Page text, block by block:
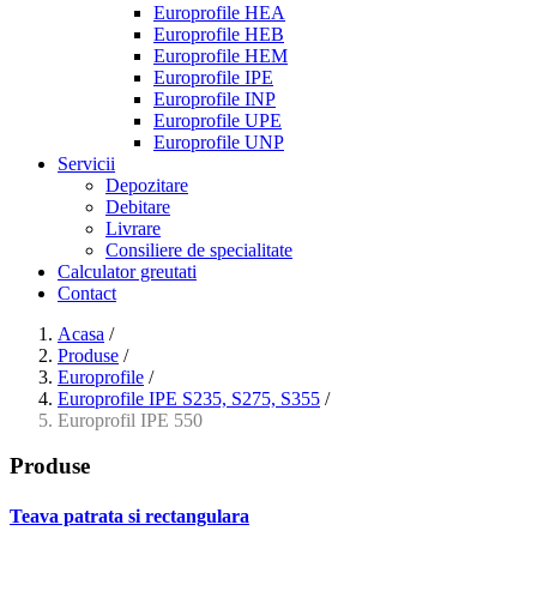
Europrofile HEA
Europrofile HEB
Europrofile HEM
Europrofile IPE
Europrofile INP
Europrofile UPE
Europrofile UNP
Servicii
Depozitare
Debitare
Livrare
Consiliere de specialitate
Calculator greutati
Contact
Acasa /
Produse /
Europrofile /
Europrofile IPE S235, S275, S355 /
Europrofil IPE 550
Produse
Teava patrata si rectangulara